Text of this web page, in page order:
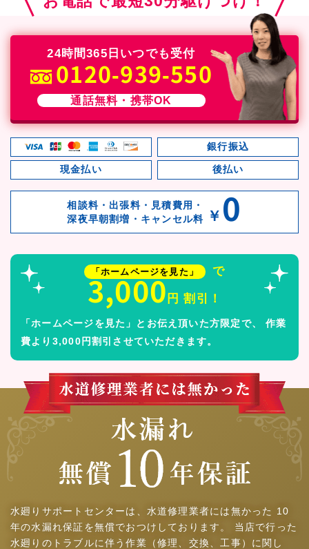
24時間365日いつでも受付
0120-939-550
通話無料・携帯OK
現金払い
銀行振込
後払い
相談料・出張料・見積費用・
深夜早朝割増・キャンセル料
￥ 0
「ホームページを見た」 で
3,000 円 割引！
「ホームページを見た」とお伝え頂いた方限定で、
作業
費より3,000円割引させていただきます。
水廻りサポートセンターは、水道修理業者には無かった
10
年の水漏れ保証を無償でおつけしております。
当店で行った
水廻りのトラブルに伴う作業（修理、交換、工事）に関し